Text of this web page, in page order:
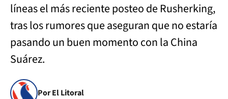
líneas el más reciente posteo de Rusherking,
tras los rumores que aseguran que no estaría
pasando un buen momento con la China
Suárez.
Por El Litoral